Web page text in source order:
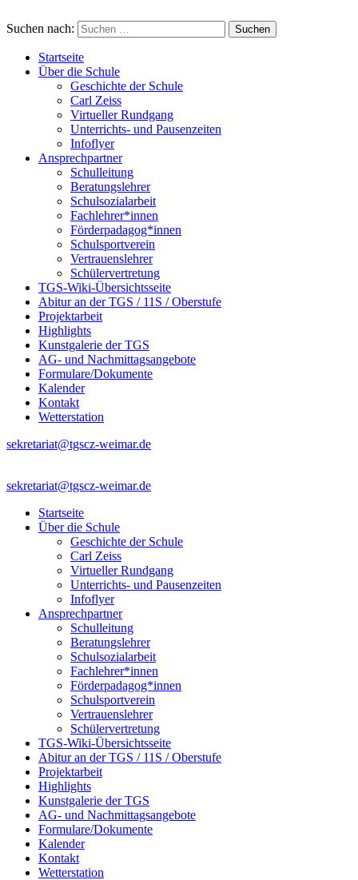
Suchen nach:
Startseite
Über die Schule
Geschichte der Schule
Carl Zeiss
Virtueller Rundgang
Unterrichts- und Pausenzeiten
Infoflyer
Ansprechpartner
Schulleitung
Beratungslehrer
Schulsozialarbeit
Fachlehrer*innen
Förderpadagog*innen
Schulsportverein
Vertrauenslehrer
Schülervertretung
TGS-Wiki-Übersichtsseite
Abitur an der TGS / 11S / Oberstufe
Projektarbeit
Highlights
Kunstgalerie der TGS
AG- und Nachmittagsangebote
Formulare/Dokumente
Kalender
Kontakt
Wetterstation
sekretariat@tgscz-weimar.de
sekretariat@tgscz-weimar.de
Startseite
Über die Schule
Geschichte der Schule
Carl Zeiss
Virtueller Rundgang
Unterrichts- und Pausenzeiten
Infoflyer
Ansprechpartner
Schulleitung
Beratungslehrer
Schulsozialarbeit
Fachlehrer*innen
Förderpadagog*innen
Schulsportverein
Vertrauenslehrer
Schülervertretung
TGS-Wiki-Übersichtsseite
Abitur an der TGS / 11S / Oberstufe
Projektarbeit
Highlights
Kunstgalerie der TGS
AG- und Nachmittagsangebote
Formulare/Dokumente
Kalender
Kontakt
Wetterstation